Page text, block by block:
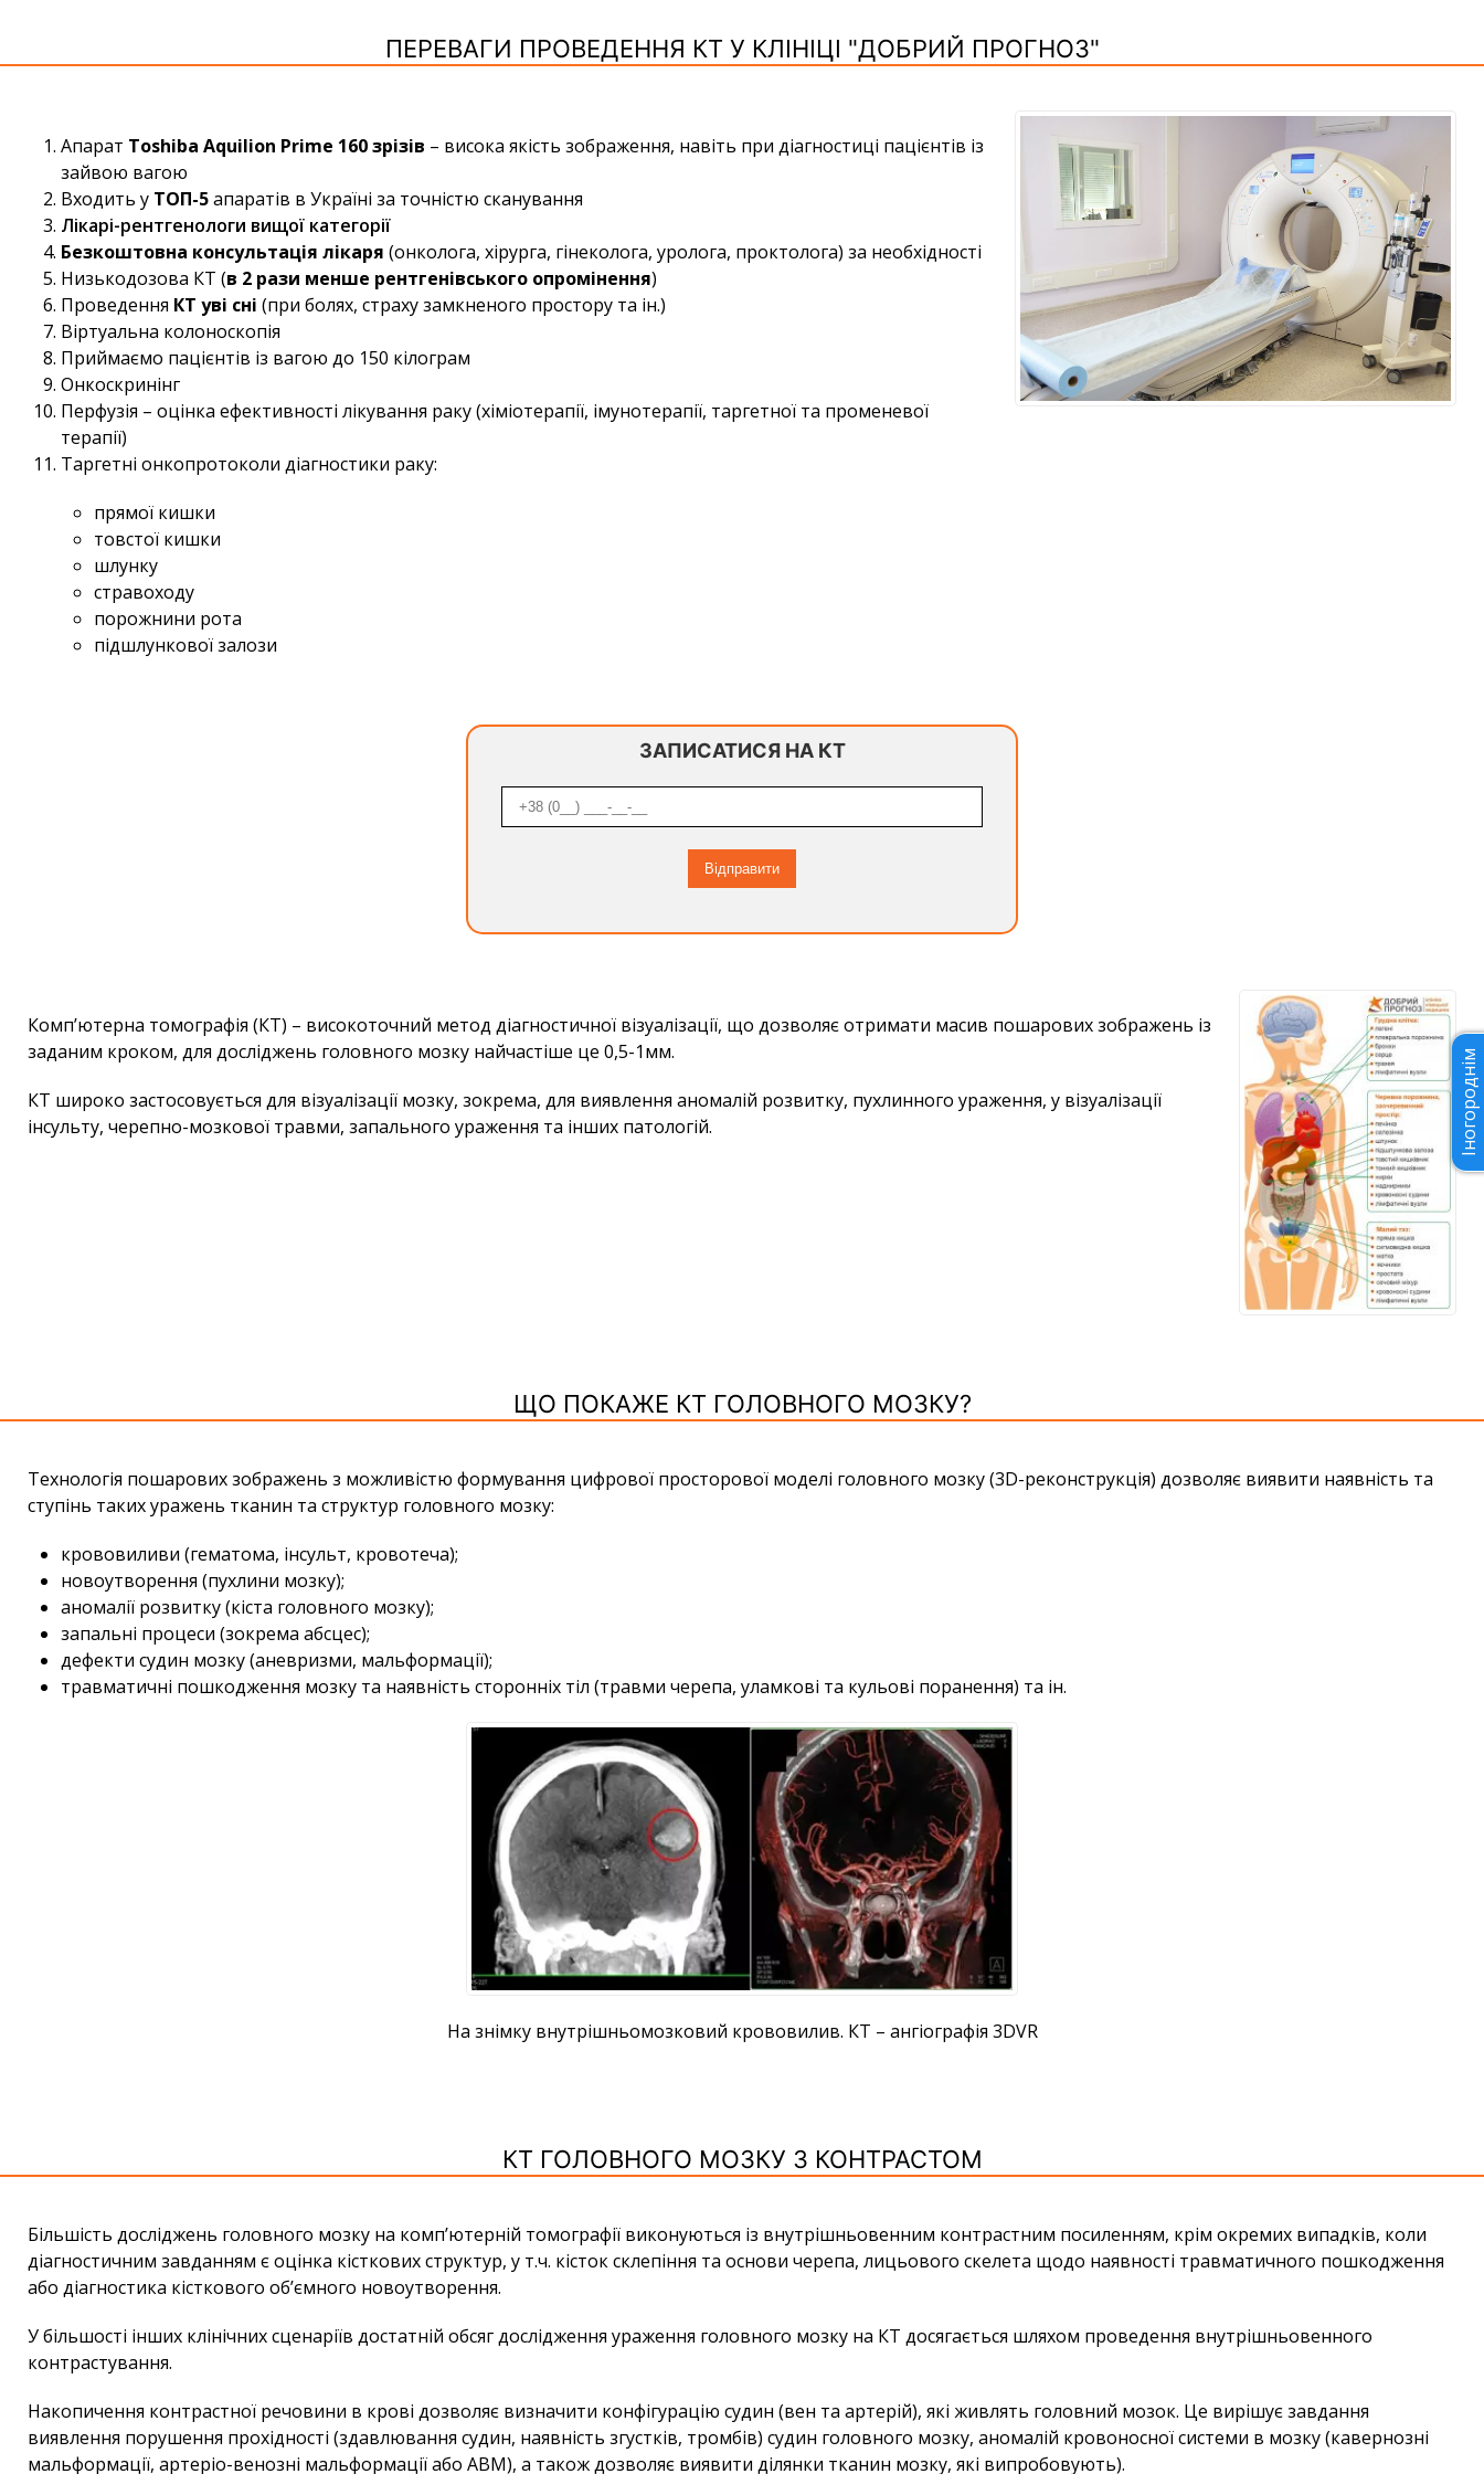
ПЕРЕВАГИ ПРОВЕДЕННЯ КТ У КЛІНІЦІ "ДОБРИЙ ПРОГНОЗ"
Апарат Toshiba Aquilion Prime 160 зрізів – висока якість зображення, навіть при діагностиці пацієнтів із
зайвою вагою
Входить у ТОП-5апаратів в Україні за точністю сканування
Лікарі-рентгенологи вищої категорії
Безкоштовна консультація лікаря (онколога, хірурга, гінеколога, уролога, проктолога) за необхідності
Низькодозова КТ (в 2 рази менше рентгенівського опромінення)
Проведення КТ уві сні (при болях, страху замкненого простору та ін.)
Віртуальна колоноскопія
Приймаємо пацієнтів із вагою до 150 кілограм
Онкоскринінг
Перфузія – оцінка ефективності лікування раку (хіміотерапії, імунотерапії, таргетної та променевої
терапії)
Таргетні онкопротоколи діагностики раку:
прямої кишки
товстої кишки
шлунку
стравоходу
порожнини рота
підшлункової залози
ЗАПИСАТИСЯ НА КТ
Комп’ютерна томографія (КТ) – високоточний метод діагностичної візуалізації, що дозволяє отримати масив пошарових зображень із
заданим кроком, для досліджень головного мозку найчастіше це 0,5-1мм.
КТ широко застосовується для візуалізації мозку, зокрема, для виявлення аномалій розвитку, пухлинного ураження, у візуалізації
інсульту, черепно-мозкової травми, запального ураження та інших патологій.
ЩО ПОКАЖЕ КТ ГОЛОВНОГО МОЗКУ?
Технологія пошарових зображень з можливістю формування цифрової просторової моделі головного мозку (3D-реконструкція) дозволяє виявити наявність та
ступінь таких уражень тканин та структур головного мозку:
крововиливи (гематома, інсульт, кровотеча);
новоутворення (пухлини мозку);
аномалії розвитку (кіста головного мозку);
запальні процеси (зокрема абсцес);
дефекти судин мозку (аневризми, мальформації);
травматичні пошкодження мозку та наявність сторонніх тіл (травми черепа, уламкові та кульові поранення) та ін.
На знімку внутрішньомозковий крововилив. КТ – ангіографія 3DVR
КТ ГОЛОВНОГО МОЗКУ З КОНТРАСТОМ
Більшість досліджень головного мозку на комп’ютерній томографії виконуються із внутрішньовенним контрастним посиленням, крім окремих випадків, коли
діагностичним завданням є оцінка кісткових структур, у т.ч. кісток склепіння та основи черепа, лицьового скелета щодо наявності травматичного пошкодження
або діагностика кісткового об’ємного новоутворення.
У більшості інших клінічних сценаріїв достатній обсяг дослідження ураження головного мозку на КТ досягається шляхом проведення внутрішньовенного
контрастування.
Накопичення контрастної речовини в крові дозволяє визначити конфігурацію судин (вен та артерій), які живлять головний мозок. Це вирішує завдання
виявлення порушення прохідності (здавлювання судин, наявність згустків, тромбів) судин головного мозку, аномалій кровоносної системи в мозку (кавернозні
мальформації, артеріо-венозні мальформації або АВМ), а також дозволяє виявити ділянки тканин мозку, які випробовують).
Іногороднім